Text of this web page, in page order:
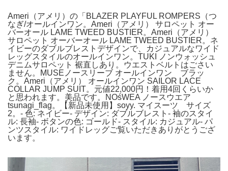
Ameri（アメリ）の「BLAZER PLAYFUL ROMPERS（つ
なぎ/オールインワン。Ameri（アメリ） サロペット オー
バーオール LAME TWEED BUSTIER。Ameri（アメリ）
サロペット オーバーオール LAME TWEED BUSTIER。ネ
イビーのダブルブレストデザインで、カジュアルなワイド
レッグスタイルのオールインワン。TUKI ノンウォッシュ
デニムサロペット 裾直しあり。ウエストベルトはごさい
ません。MUSEノースリーブ オールインワン ブラッ
ク。Ameri（アメリ） オールインワン SAILOR LACE
COLLAR JUMP SUIT。元値22,000円！着用4回くらいか
と思われます。美品です。NOśWEA ノースウエア
tsunagi_flag。【新品未使用】soyy. マイスーツ サイズ
2。- 色: ネイビー- デザイン: ダブルブレスト- 袖のスタイ
ル: 長袖- ボタンの色: ゴールド- スタイル: カジュアル- パ
ンツスタイル: ワイドレッグご覧いただきありがとうござ
います。